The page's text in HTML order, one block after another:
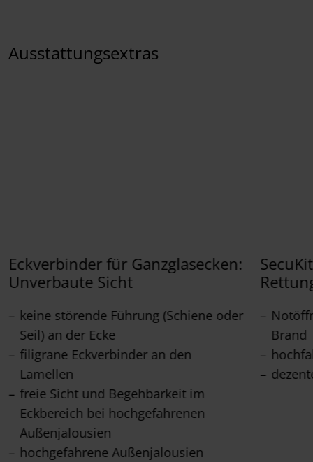
Ausstattungsextras
Eckverbinder für Ganzglasecken:
Unverbaute Sicht
keine störende Führung (Schiene oder
Seil) an der Ecke
filigrane Eckverbinder an den
Lamellen
freie Sicht und Begehbarkeit im
Eckbereich bei hochgefahrenen
Außenjalousien
hochgefahrene Außenjalousien
Brand